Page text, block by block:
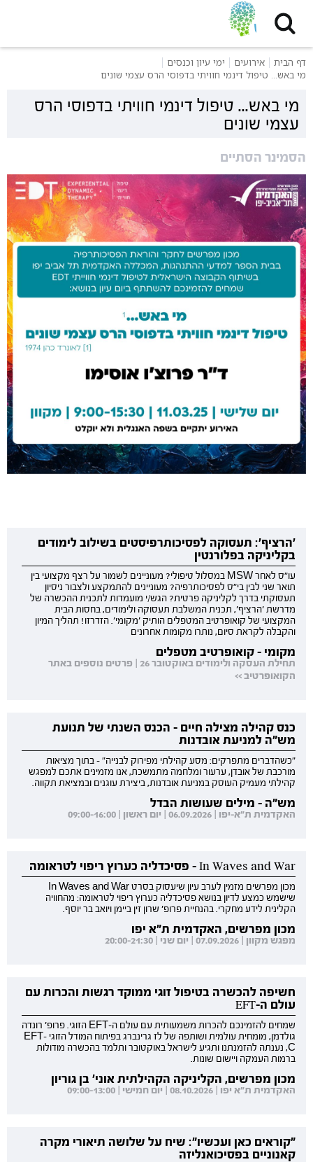
דף הבית אירועים
ימי עיון וכנסים
מי באש... טיפול דינמי חוויתי בדפוסי הרס עצמי שונים
מי באש... טיפול דינמי חוויתי בדפוסי הרס
עצמי שונים
הסמינר הסתיים
'הרציף': תעסוקה לפסיכותרפיסטים בשילוב לימודים
בקליניקה בפלורנטין
עו"ס לאחר MSW במסלול טיפולי? מעוניינים לשמור על רצף מקצועי בין
תואר שני לבין בי"ס לפסיכותרפיה? מעוניינים להתמקצע ולצבור ניסיון
תעסוקתי בדרך לקליניקה פרטית? הגש/י מועמדות לתכנית ההכשרה של
מדרשת 'הרציף', תכנית המשלבת תעסוקה ולימודים, בחסות הבית
המקצועי של קואופרטיב המטפלים הותיק 'מקומי'. הזדרזו! תהליך המיון
והקבלה לקראת סיום, נותרו מקומות אחרונים
מקומי - קואופרטיב מטפלים
תחילת העסקה ולימודים באוקטובר 26 | פרטים נוספים באתר
הקואופרטיב >>
כנס קהילה מצילה חיים - הכנס השנתי של תנועת
מש"ה למניעת אובדנות
"כשהדברים מתפרקים: מסע קהילתי מפירוק לבנייה" - בתוך מציאות
מורכבת של אובדן, ערעור ומלחמה מתמשכת, אנו מזמינים אתכם למפגש
קהילתי מעמיק העוסק במניעת אובדנות, ביצירת עוגנים ובמציאת תקווה.
מש"ה - מילים שעושות הבדל
האקדמית ת"א-יפו | 06.09.2026 | יום ראשון | 09:00-16:00
In Waves and War - פסיכדליה כערוץ ריפוי לטראומה
מכון מפרשים מזמין לערב עיון שיעסוק בסרט In Waves and War
שישמש כמצע לדיון בנושא פסיכדליה כערוץ ריפוי לטראומה: מהחוויה
הקלינית לידע מחקרי. בהנחיית פרופ' שרון זין ביימן ויואב בר יוסף.
מכון מפרשים, האקדמית ת"א יפו
מפגש מקוון | 07.09.2026 | יום שני | 20:00-21:30
חשיפה להכשרה בטיפול זוגי ממוקד רגשות והכרות עם
עולם ה-EFT
שמחים להזמינכם להכרות משמעותית עם עולם ה-EFT הזוגי. פרופ' רונדה
גולדמן, מומחית עולמית ושותפה של לז גרינברג בפיתוח המודל הזוגי EFT-
C, נענתה להזמנתנו ותגיע לישראל באוקטובר ותלמד בהכשרה מודולות
ברמות העמקה ויישום שונות.
מכון מפרשים, הקליניקה הקהילתית אוני' בן גוריון
האקדמית ת"א יפו | 08.10.2026 | יום חמישי | 09:00-13:00
"קוראים כאן ועכשיו": שיח על שלושה תיאורי מקרה
קאנוניים בפסיכואנליזה